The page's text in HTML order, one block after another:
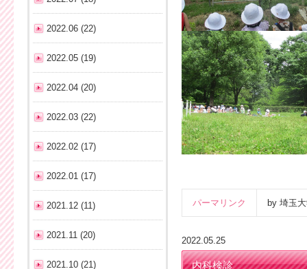
パーマリンク by 埼玉
2022.05.25
内科検診
2022.06 (22)
2022.05 (19)
2022.04 (20)
2022.03 (22)
2022.02 (17)
2022.01 (17)
2021.12 (11)
2021.11 (20)
2021.10 (21)